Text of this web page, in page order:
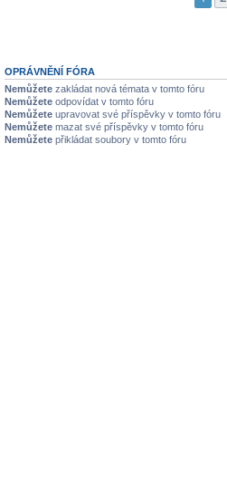
OPRÁVNĚNÍ FÓRA
Nemůžete zakládat nová témata v tomto fóru
Nemůžete odpovídat v tomto fóru
Nemůžete upravovat své příspěvky v tomto fóru
Nemůžete mazat své příspěvky v tomto fóru
Nemůžete přikládat soubory v tomto fóru